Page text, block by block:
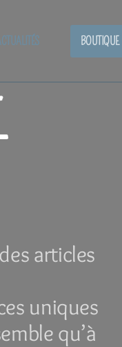
BOUTIQUE
articles
uniques
qu’à